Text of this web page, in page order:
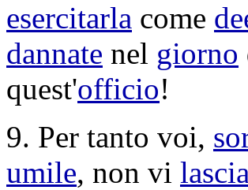
esercitarla come
dannate nel giorno
quest'officio!
9. Per tanto voi,
umile, non vi